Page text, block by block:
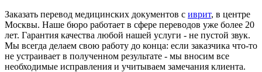
Заказать перевод медицинских документов с иврит, в центре
Москвы. Наше бюро работает в сфере переводов уже более 20
лет. Гарантия качества любой нашей услуги - не пустой звук.
Мы всегда делаем свою работу до конца: если заказчика что-то
не устраивает в полученном результате - мы вносим все
необходимые исправления и учитываем замечания клиента.